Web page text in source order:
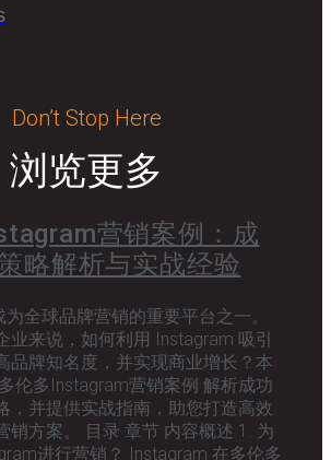
Don’t Stop Here
浏览更多
营销案例：成
略解析与实战经验
全球品牌营销的重要平台之一。
业来说，如何利用 Instagram 吸引
品牌知名度，并实现商业增长？本
伦多Instagram营销案例 解析成功
，并提供实战指南，助您打造高效
销方案。 目录 章节 内容概述 1. 为
进行营销？ Instagram 在多伦多